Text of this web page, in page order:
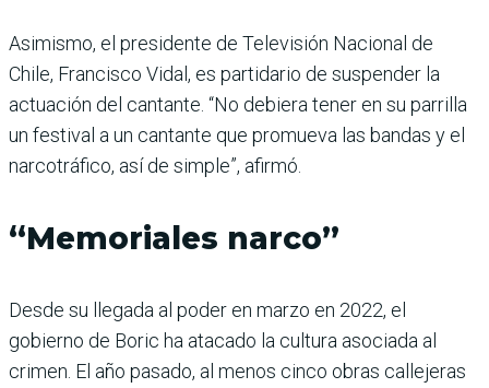
Asimismo, el presidente de Televisión Nacional de
Chile, Francisco Vidal, es partidario de suspender la
actuación del cantante. “No debiera tener en su parrilla
un festival a un cantante que promueva las bandas y el
narcotráfico, así de simple”, afirmó.
“Memoriales narco”
Desde su llegada al poder en marzo en 2022, el
gobierno de Boric ha atacado la cultura asociada al
crimen. El año pasado, al menos cinco obras callejeras